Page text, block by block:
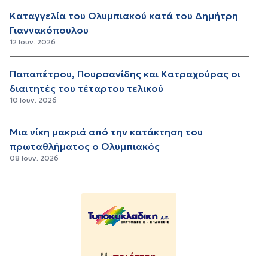
Καταγγελία του Ολυμπιακού κατά του Δημήτρη
Γιαννακόπουλου
12 Ιουν. 2026
Παπαπέτρου, Πουρσανίδης και Κατραχούρας οι
διαιτητές του τέταρτου τελικού
10 Ιουν. 2026
Μια νίκη μακριά από την κατάκτηση του
πρωταθλήματος ο Ολυμπιακός
08 Ιουν. 2026